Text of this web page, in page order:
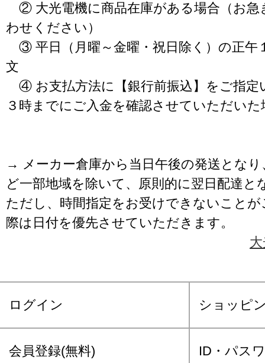
② 大光電機に商品在庫がある場合（お急
わせください）
③ 平日（月曜～金曜・祝日除く）の正午
文
④ お支払方法に【銀行前振込】をご指定
３時までにご入金を確認させていただいた
→ メーカー倉庫から当日午後の発送となり
ど一部地域を除いて、原則的に翌日配達と
ただし、時間指定をお受けできないこと
際は日付を優先させていただきます。
ログイン ショッピ
会員登録(無料) ID・パス